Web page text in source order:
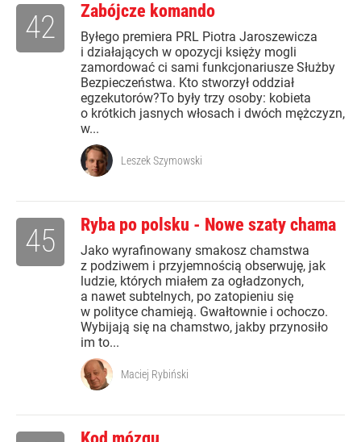
Zabójcze komando
Byłego premiera PRL Piotra Jaroszewicza
i działających w opozycji księży mogli
zamordować ci sami funkcjonariusze Służby
Bezpieczeństwa. Kto stworzył oddział
egzekutorów?To były trzy osoby: kobieta
o krótkich jasnych włosach i dwóch mężczyzn,
w...
42
Leszek Szymowski
Ryba po polsku - Nowe szaty chama
Jako wyrafinowany smakosz chamstwa
z podziwem i przyjemnością obserwuję, jak
ludzie, których miałem za ogładzonych,
a nawet subtelnych, po zatopieniu się
w polityce chamieją. Gwałtownie i ochoczo.
Wybijają się na chamstwo, jakby przynosiło
im to...
45
Maciej Rybiński